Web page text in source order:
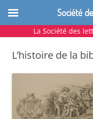
La Société des
Aller
contenu
L’histoire de la
Société